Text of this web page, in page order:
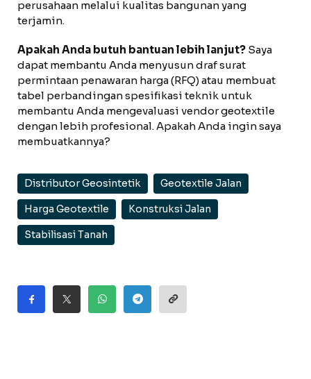
perusahaan melalui kualitas bangunan yang
terjamin.
Apakah Anda butuh bantuan lebih lanjut? Saya
dapat membantu Anda menyusun draf surat
permintaan penawaran harga (RFQ) atau membuat
tabel perbandingan spesifikasi teknik untuk
membantu Anda mengevaluasi vendor geotextile
dengan lebih profesional. Apakah Anda ingin saya
membuatkannya?
Distributor Geosintetik Geotextile Jalan
Harga Geotextile Konstruksi Jalan
Stabilisasi Tanah